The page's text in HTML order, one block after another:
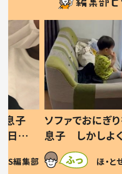
りを食べる1歳
く見ると…母
察した母の投稿
す！」「現行
とせなNEWS編集部
小1から
テッド
食”を作
和の親
SNSで話